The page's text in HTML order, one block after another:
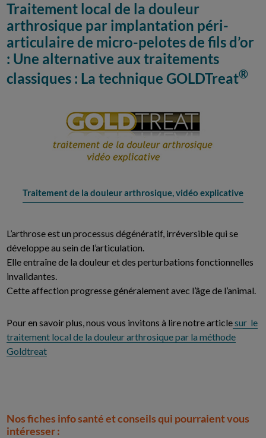
Traitement local de la douleur
arthrosique par implantation péri-
articulaire de micro-pelotes de fils d’or
: Une alternative aux traitements
classiques : La technique GOLDTreat®
Traitement de la douleur arthrosique, vidéo explicative
L’arthrose est un processus dégénératif, irréversible qui se
développe au sein de l’articulation.
Elle entraîne de la douleur et des perturbations fonctionnelles
invalidantes.
Cette affection progresse généralement avec l’âge de l’animal.
Pour en savoir plus, nous vous invitons à lire notre articlesur le
traitement local de la douleur arthrosique par la méthode
Goldtreat
Nos fiches info santé et conseils qui pourraient vous
intéresser :